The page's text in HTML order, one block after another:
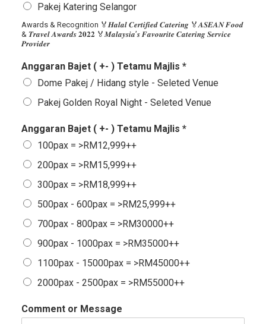
Pakej Katering Selangor
Awards & Recognition 🏅𝑯𝒂𝒍𝒂𝒍 𝑪𝒆𝒓𝒕𝒊𝒇𝒊𝒆𝒅 𝑪𝒂𝒕𝒆𝒓𝒊𝒏𝒈 🏅𝑨𝑺𝑬𝑨𝑵 𝑭𝒐𝒐𝒅
& 𝑻𝒓𝒂𝒗𝒆𝒍 𝑨𝒘𝒂𝒓𝒅𝒔 𝟐𝟎𝟐𝟐 🏅𝑴𝒂𝒍𝒂𝒚𝒔𝒊𝒂’𝒔 𝑭𝒂𝒗𝒐𝒖𝒓𝒊𝒕𝒆 𝑪𝒂𝒕𝒆𝒓𝒊𝒏𝒈 𝑺𝒆𝒓𝒗𝒊𝒄𝒆
𝑷𝒓𝒐𝒗𝒊𝒅𝒆𝒓
Anggaran Bajet ( +- ) Tetamu Majlis *
Dome Pakej / Hidang style - Seleted Venue
Pakej Golden Royal Night - Seleted Venue
Anggaran Bajet ( +- ) Tetamu Majlis *
100pax = >RM12,999++
200pax = >RM15,999++
300pax = >RM18,999++
500pax - 600pax = >RM25,999++
700pax - 800pax = >RM30000++
900pax - 1000pax = >RM35000++
1100pax - 15000pax = >RM45000++
2000pax - 2500pax = >RM55000++
Comment or Message